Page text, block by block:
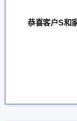
恭喜客户S和